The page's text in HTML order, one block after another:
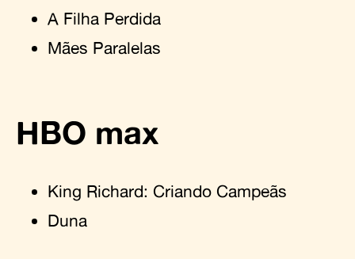
A Filha Perdida
Mães Paralelas
HBO max
King Richard: Criando Campeãs
Duna